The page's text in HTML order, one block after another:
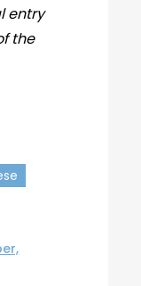
entry
the